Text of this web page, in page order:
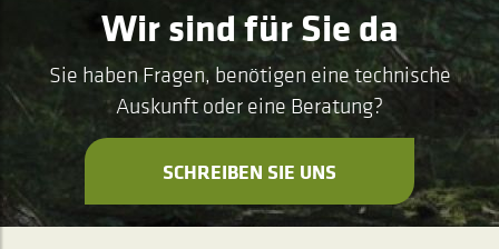
Wir sind für Sie da
Sie haben Fragen, benötigen eine technische
Auskunft oder eine Beratung?
SCHREIBEN SIE UNS